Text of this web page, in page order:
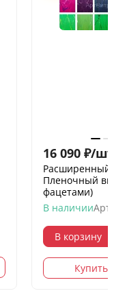
16 090 ₽/шт.
Расширенный
Пленочный
фацетами)
В наличии
В корзину
Купить в